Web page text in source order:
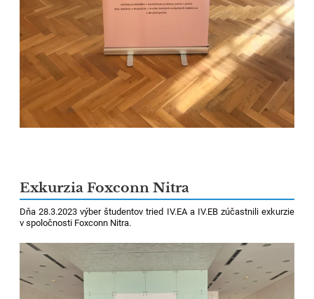
Exkurzia Foxconn Nitra
Dňa 28.3.2023 výber študentov tried IV.EA a IV.EB zúčastnili exkurzie
v spoločnosti Foxconn Nitra.